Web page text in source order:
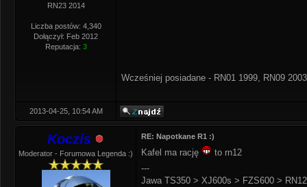
RN23 2014
Liczba postów: 4,340
Dołączył: Feb 2012
Reputacja: 3
Wcześniej posiadane - RN01 1999, RN09
2013-04-25, 10:54 AM
Koczis
Moderator - Forumowa Legenda :)
RE: Napotkane R1 :)
Kafel ma rację
to rn12
---
Jawa TS350 > XJ600s > FZS600 >